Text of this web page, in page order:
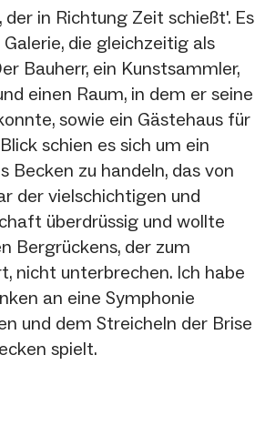
in Richtung Zeit schießt'. Es
die gleichzeitig als
Bauherr, ein Kunstsammler,
einen Raum, in dem er seine
sowie ein Gästehaus für
schien es sich um ein
Becken zu handeln, das von
der vielschichtigen und
überdrüssig und wollte
Bergrückens, der zum
nicht unterbrechen. Ich habe
an eine Symphonie
und dem Streicheln der Brise
spielt.